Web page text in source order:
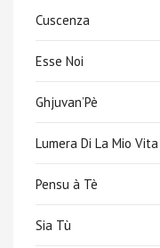
Cuscenza
Esse Noi
Ghjuvan’Pè
Lumera Di La Mio Vita
Pensu à Tè
Sia Tù